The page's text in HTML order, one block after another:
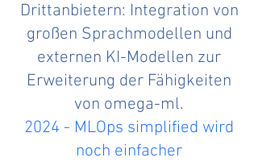
Drittanbietern: Integration von
großen Sprachmodellen und
externen KI-Modellen zur
Erweiterung der Fähigkeiten
von omega-ml.
2024 - MLOps simplified wird
noch einfacher